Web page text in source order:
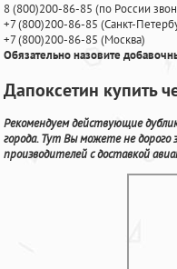
8(800)200-86-85 (по России
+7(800)200-86-85 (Санкт-
+7(800)200-86-85 (Москва)
Обязательно назовите
Дапоксетин купить
Рекомендуем действующие
города. Тут Вы можете не дорого
производителей с доставкой